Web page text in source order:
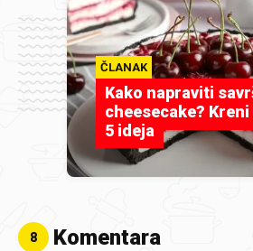
ČLANAK
Kako napraviti
cheesecake?
5 ideja
8 Komentara